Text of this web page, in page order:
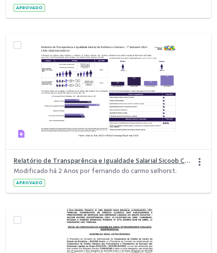
APROVADO
Relatório de Transparência e Igualdade Salarial Sicoob Centro
Modificado há 2 Anos por fernando do carmo selhorst.
APROVADO